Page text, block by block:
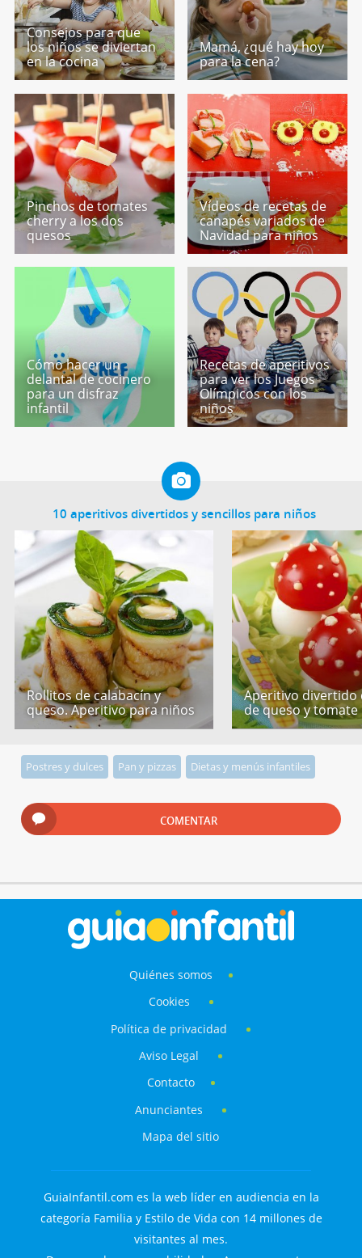
Consejos para que
los niños se diviertan
en la cocina
Mamá, ¿qué hay hoy
para la cena?
Pinchos de tomates
cherry a los dos
quesos
Vídeos de recetas de
canapés variados de
Navidad para niños
Cómo hacer un
delantal de cocinero
para un disfraz
infantil
Recetas de aperitivos
para ver los Juegos
Olímpicos con los
niños
10 aperitivos divertidos y sencillos para niños
Rollitos de calabacín y
queso. Aperitivo para niños
Aperitivo divertido
de queso y tomate
Postres y dulces Pan y pizzas Dietas y menús infantiles
COMENTAR
Quiénes somos
Cookies
Política de privacidad
Aviso Legal
Contacto
Anunciantes
Mapa del sitio
GuiaInfantil.com es la web líder en audiencia en la
categoría Familia y Estilo de Vida con 14 millones de
visitantes al mes.